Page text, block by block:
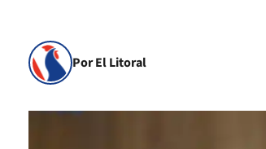
Por El Litoral